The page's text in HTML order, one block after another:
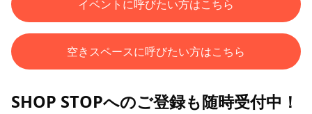
イベントに呼びたい方はこちら
空きスペースに呼びたい方はこちら
SHOP STOPへのご登録も随時受付中！